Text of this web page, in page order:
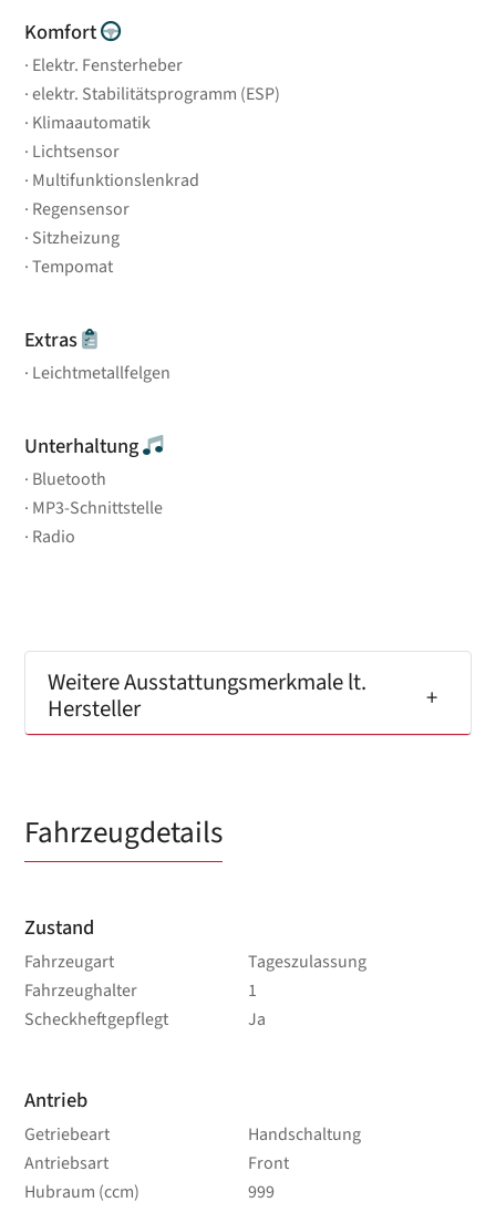
Komfort
Elektr. Fensterheber
elektr. Stabilitätsprogramm (ESP)
Klimaautomatik
Lichtsensor
Multifunktionslenkrad
Regensensor
Sitzheizung
Tempomat
Extras
Leichtmetallfelgen
Unterhaltung
Bluetooth
MP3-Schnittstelle
Radio
Weitere Ausstattungsmerkmale lt.
Hersteller
Fahrzeugdetails
Zustand
Fahrzeugart
Tageszulassung
Fahrzeughalter
1
Scheckheftgepflegt
Ja
Antrieb
Getriebeart
Handschaltung
Antriebsart
Front
Hubraum (ccm)
999